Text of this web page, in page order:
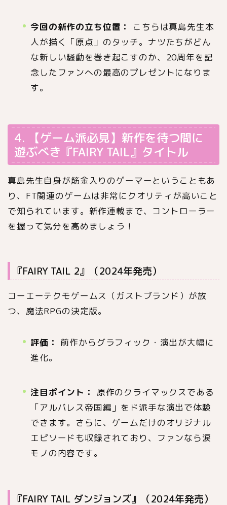
今回の新作の立ち位置：
こちらは真島先生本
人が描く「原点」のタッチ。ナツたちがどん
な新しい騒動を巻き起こすのか、20周年を記
念したファンへの最高のプレゼントになりま
す。
4. 【ゲーム派必見】新作を待つ間に
遊ぶべき『FAIRY TAIL』タイトル
真島先生自身が筋金入りのゲーマーということもあ
り、FT関連のゲームは非常にクオリティが高いこと
で知られています。新作連載まで、コントローラー
を握って気分を高めましょう！
『FAIRY TAIL 2』（2024年発売）
コーエーテクモゲームス（ガストブランド）が放
つ、魔法RPGの決定版。
評価：
前作からグラフィック・演出が大幅に
進化。
注目ポイント：
原作のクライマックスである
「アルバレス帝国編」をド派手な演出で体験
できます。さらに、ゲームだけのオリジナル
エピソードも収録されており、ファンなら涙
モノの内容です。
『FAIRY TAIL ダンジョンズ』（2024年発売）